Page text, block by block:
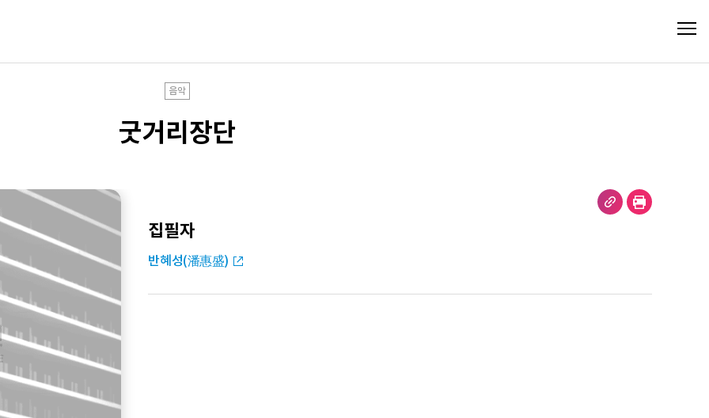
음악
굿거리장단
집필자
반혜성(潘惠盛)